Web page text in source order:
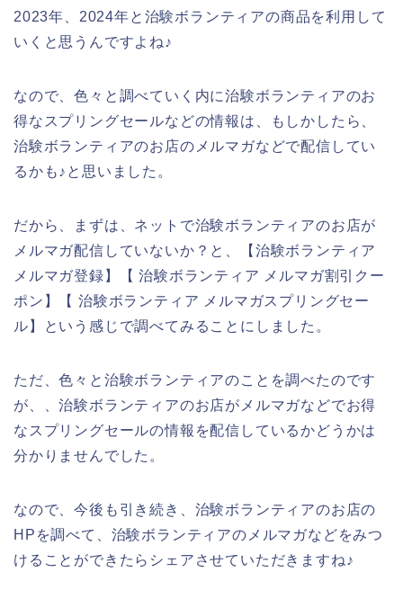
2023年、2024年と治験ボランティアの商品を利用して
いくと思うんですよね♪
なので、色々と調べていく内に治験ボランティアのお
得なスプリングセールなどの情報は、もしかしたら、
治験ボランティアのお店のメルマガなどで配信してい
るかも♪と思いました。
だから、まずは、ネットで治験ボランティアのお店が
メルマガ配信していないか？と、【治験ボランティア
メルマガ登録】【 治験ボランティア メルマガ割引クー
ポン】【 治験ボランティア メルマガスプリングセー
ル】という感じで調べてみることにしました。
ただ、色々と治験ボランティアのことを調べたのです
が、、治験ボランティアのお店がメルマガなどでお得
なスプリングセールの情報を配信しているかどうかは
分かりませんでした。
なので、今後も引き続き、治験ボランティアのお店の
HPを調べて、治験ボランティアのメルマガなどをみつ
けることができたらシェアさせていただきますね♪